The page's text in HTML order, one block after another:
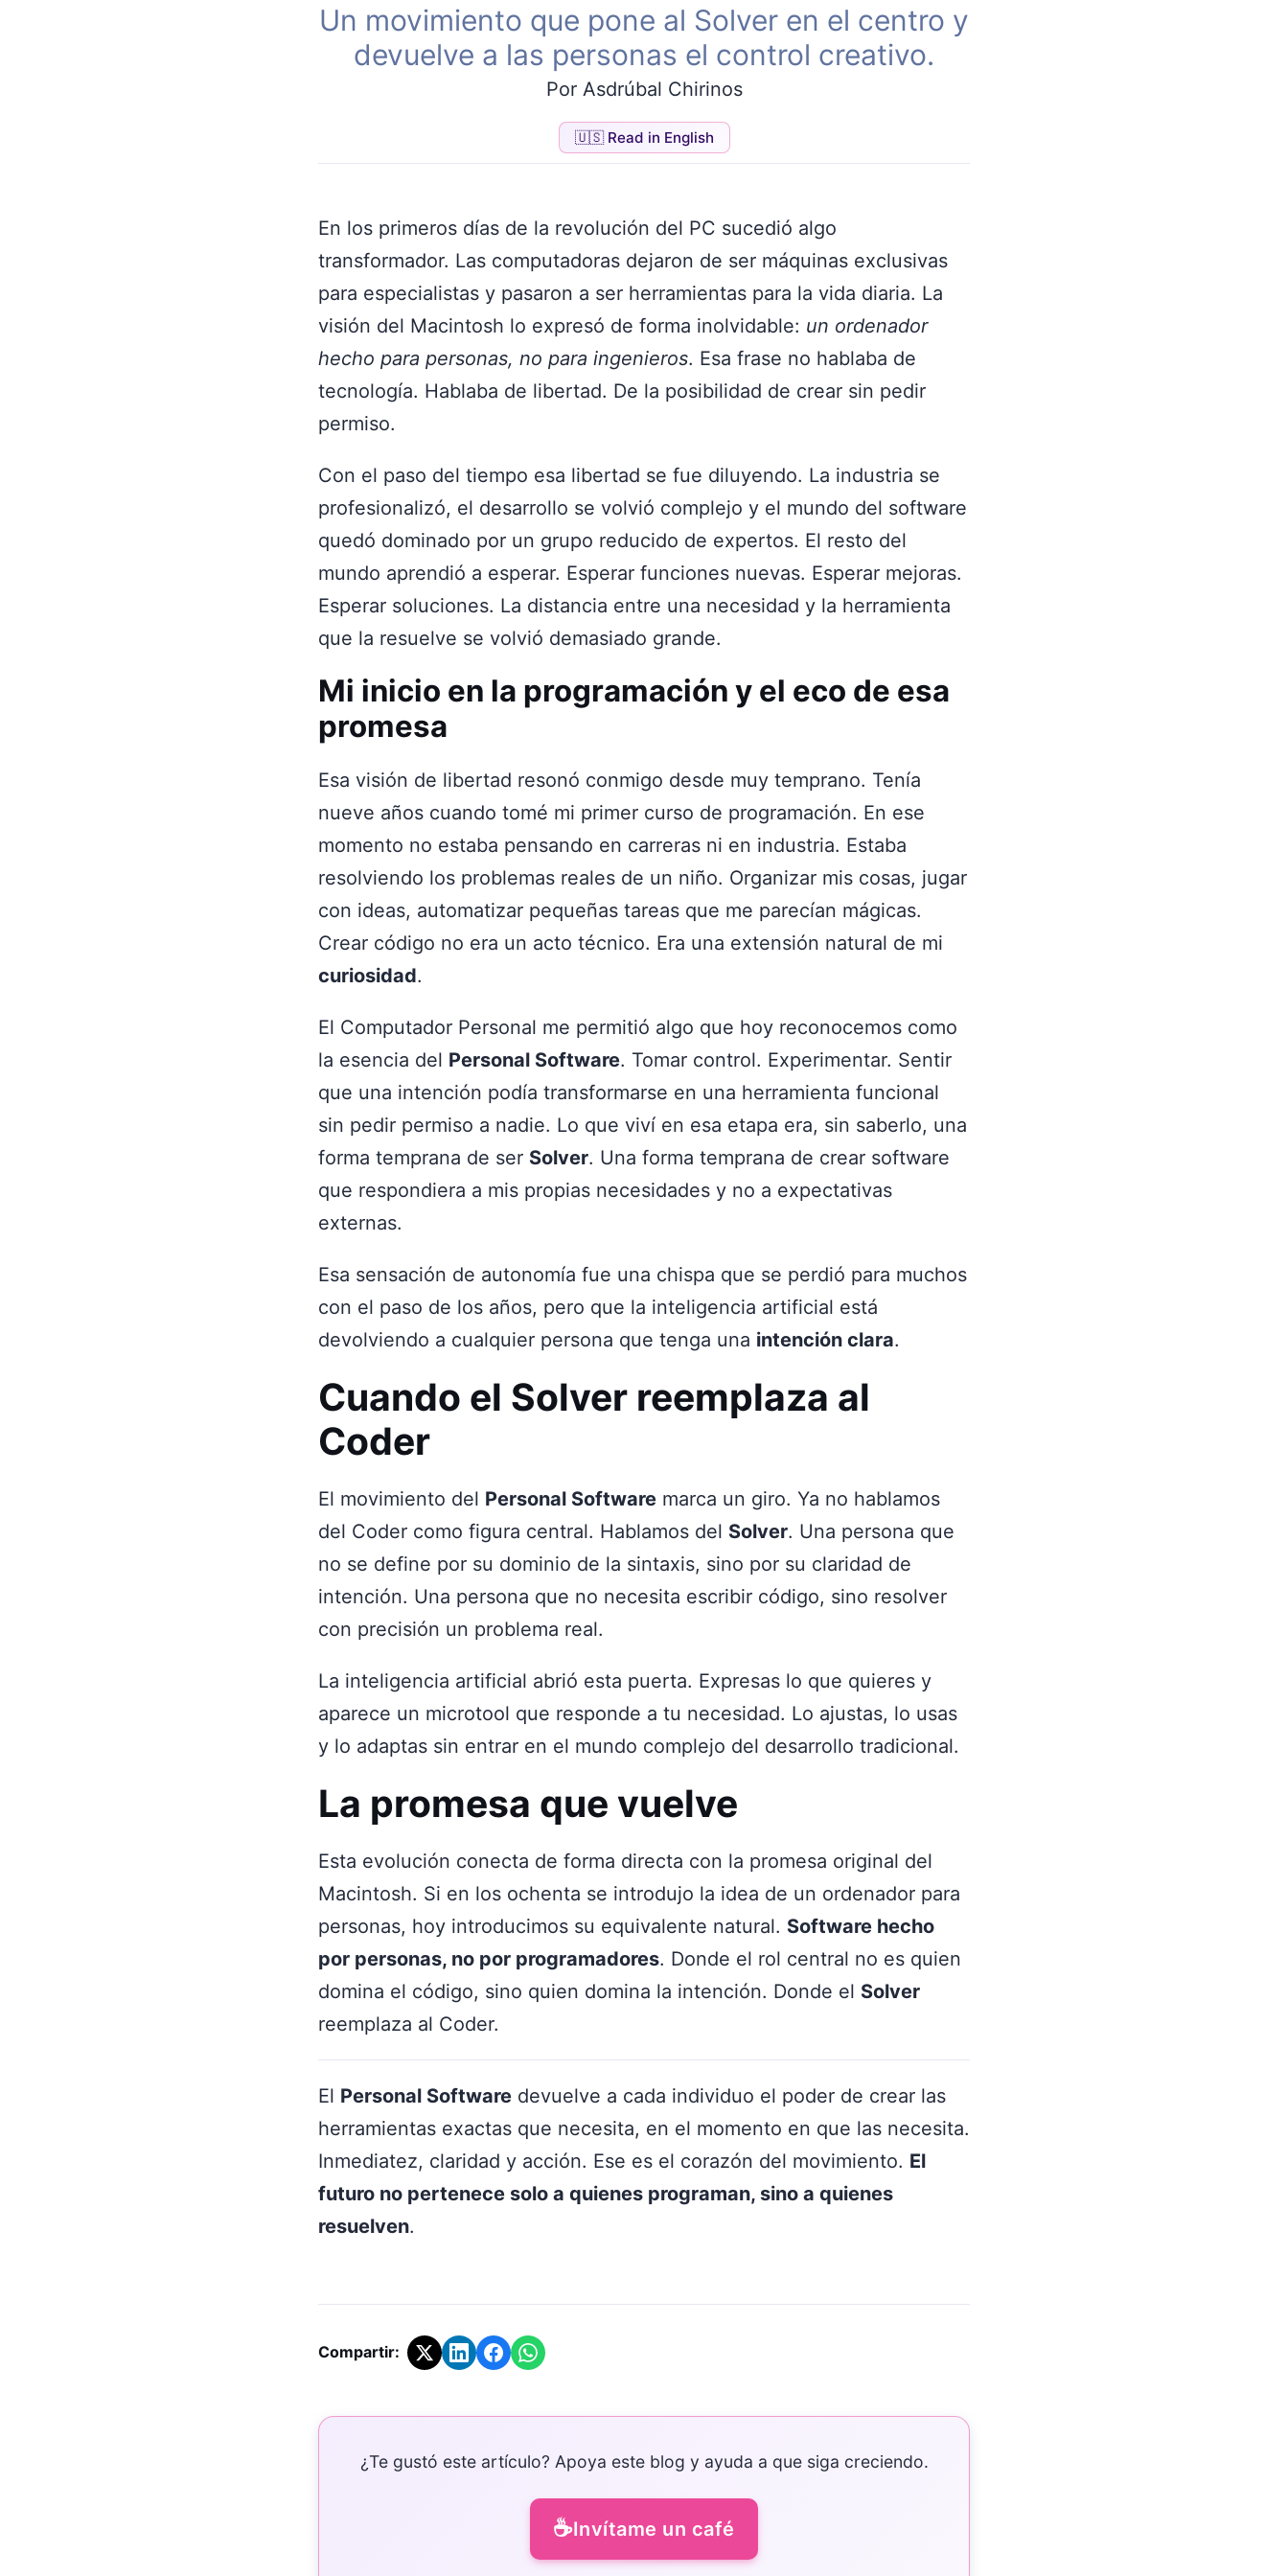
Un movimiento que pone al Solver en el centro y
devuelve a las personas el control creativo.
Por Asdrúbal Chirinos
🇺🇸 Read in English
En los primeros días de la revolución del PC sucedió algo
transformador. Las computadoras dejaron de ser máquinas exclusivas
para especialistas y pasaron a ser herramientas para la vida diaria. La
visión del Macintosh lo expresó de forma inolvidable: un ordenador
hecho para personas, no para ingenieros. Esa frase no hablaba de
tecnología. Hablaba de libertad. De la posibilidad de crear sin pedir
permiso.
Con el paso del tiempo esa libertad se fue diluyendo. La industria se
profesionalizó, el desarrollo se volvió complejo y el mundo del software
quedó dominado por un grupo reducido de expertos. El resto del
mundo aprendió a esperar. Esperar funciones nuevas. Esperar mejoras.
Esperar soluciones. La distancia entre una necesidad y la herramienta
que la resuelve se volvió demasiado grande.
Mi inicio en la programación y el eco de esa
promesa
Esa visión de libertad resonó conmigo desde muy temprano. Tenía
nueve años cuando tomé mi primer curso de programación. En ese
momento no estaba pensando en carreras ni en industria. Estaba
resolviendo los problemas reales de un niño. Organizar mis cosas, jugar
con ideas, automatizar pequeñas tareas que me parecían mágicas.
Crear código no era un acto técnico. Era una extensión natural de mi
curiosidad.
El Computador Personal me permitió algo que hoy reconocemos como
la esencia del Personal Software. Tomar control. Experimentar. Sentir
que una intención podía transformarse en una herramienta funcional
sin pedir permiso a nadie. Lo que viví en esa etapa era, sin saberlo, una
forma temprana de ser Solver. Una forma temprana de crear software
que respondiera a mis propias necesidades y no a expectativas
externas.
Esa sensación de autonomía fue una chispa que se perdió para muchos
con el paso de los años, pero que la inteligencia artificial está
devolviendo a cualquier persona que tenga una intención clara.
Cuando el Solver reemplaza al
Coder
El movimiento del Personal Software marca un giro. Ya no hablamos
del Coder como figura central. Hablamos del Solver. Una persona que
no se define por su dominio de la sintaxis, sino por su claridad de
intención. Una persona que no necesita escribir código, sino resolver
con precisión un problema real.
La inteligencia artificial abrió esta puerta. Expresas lo que quieres y
aparece un microtool que responde a tu necesidad. Lo ajustas, lo usas
y lo adaptas sin entrar en el mundo complejo del desarrollo tradicional.
La promesa que vuelve
Esta evolución conecta de forma directa con la promesa original del
Macintosh. Si en los ochenta se introdujo la idea de un ordenador para
personas, hoy introducimos su equivalente natural. Software hecho
por personas, no por programadores. Donde el rol central no es quien
domina el código, sino quien domina la intención. Donde el Solver
reemplaza al Coder.
El Personal Software devuelve a cada individuo el poder de crear las
herramientas exactas que necesita, en el momento en que las necesita.
Inmediatez, claridad y acción. Ese es el corazón del movimiento. El
futuro no pertenece solo a quienes programan, sino a quienes
resuelven.
Compartir:
¿Te gustó este artículo? Apoya este blog y ayuda a que siga creciendo.
☕Invítame un café